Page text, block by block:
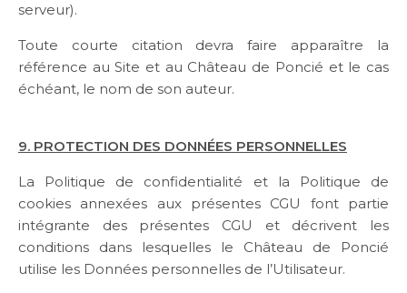
serveur).
Toute courte citation devra faire apparaître la
référence au Site et au Château de Poncié et le cas
échéant, le nom de son auteur.
9. PROTECTION DES DONNÉES PERSONNELLES
La Politique de confidentialité et la Politique de
cookies annexées aux présentes CGU font partie
intégrante des présentes CGU et décrivent les
conditions dans lesquelles le Château de Poncié
utilise les Données personnelles de l’Utilisateur.